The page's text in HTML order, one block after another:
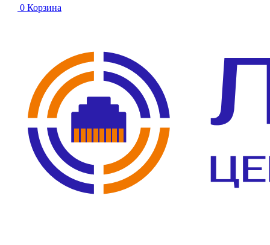
0 Корзина